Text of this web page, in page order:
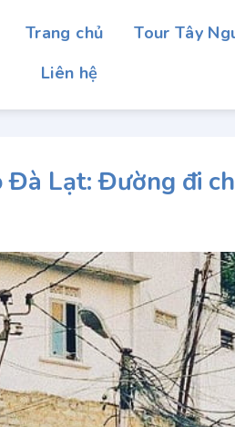
Trang chủ Tour Tây
Liên hệ
Đà Lạt: Đường đi